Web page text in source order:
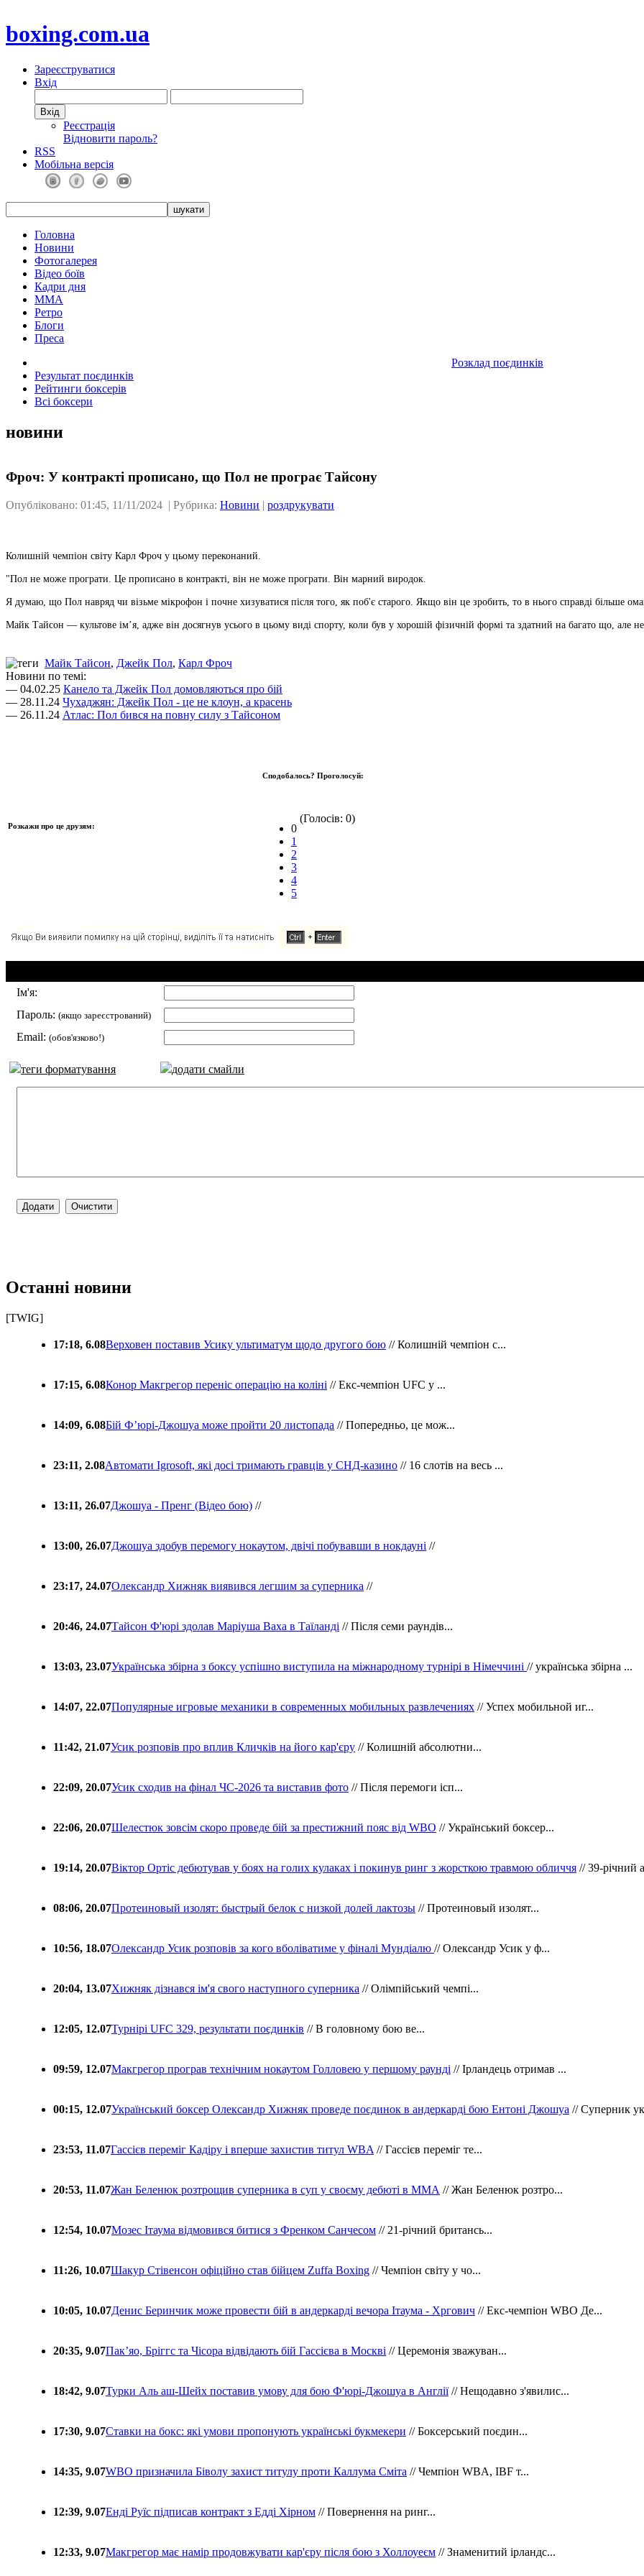
boxing.com.ua
Зареєструватися
Вхід
Реєстрація
Відновити пароль?
RSS
Мобільна версія
Головна
Новини
Фотогалерея
Відео боїв
Кадри дня
ММА
Ретро
Блоги
Преса
Розклад поєдинків
Результат поєдинків
Рейтинги боксерів
Всі боксери
новини
Фроч: У контракті прописано, що Пол не програє Тайсону
Опубліковано: 01:45, 11/11/2024 | Рубрика: Новини | роздрукувати
Колишній чемпіон світу Карл Фроч у цьому переконаний.
"Пол не може програти. Це прописано в контракті, він не може програти. Він марний виродок.
Я думаю, що Пол навряд чи візьме мікрофон і почне хизуватися після того, як поб'є старого. Якщо він це зробить, то в нього справді більше
Майк Тайсон — культове ім’я, адже він досягнув усього в цьому виді спорту, коли був у хорошій фізичній формі та здатний на багато що, але
Майк Тайсон, Джейк Пол, Карл Фроч
Новини по темі:
— 04.02.25 Канело та Джейк Пол домовляються про бій
— 28.11.24 Чухаджян: Джейк Пол - це не клоун, а красень
— 26.11.24 Атлас: Пол бився на повну силу з Тайсоном
Розкажи про це друзям:
Сподобалось? Проголосуй:
0
1
2
3
4
5
(Голосів: 0)
Ім'я:
Пароль: (якщо зареєстрований)
Email: (обов'язково!)
теги форматування додати смайли
Останні новини
[TWIG]
17:18, 6.08Верховен поставив Усику ультиматум щодо другого бою // Колишній чемпіон с...
17:15, 6.08Конор Макгрегор переніс операцію на коліні // Екс-чемпіон UFC у ...
14:09, 6.08Бій Ф’юрі-Джошуа може пройти 20 листопада // Попередньо, це мож...
23:11, 2.08Автомати Igrosoft, які досі тримають гравців у СНД-казино // 16 слотів на весь ...
13:11, 26.07Джошуа - Пренг (Відео бою) //
13:00, 26.07Джошуа здобув перемогу нокаутом, двічі побувавши в нокдауні //
23:17, 24.07Олександр Хижняк виявився легшим за суперника //
20:46, 24.07Тайсон Ф'юрі здолав Маріуша Ваха в Таїланді // Після семи раундів...
13:03, 23.07Українська збірна з боксу успішно виступила на міжнародному турнірі в Німеччині // українська збірна ...
14:07, 22.07Популярные игровые механики в современных мобильных развлечениях // Успех мобильной иг...
11:42, 21.07Усик розповів про вплив Кличків на його кар'єру // Колишній абсолютни...
22:09, 20.07Усик сходив на фінал ЧС-2026 та виставив фото // Після перемоги ісп...
22:06, 20.07Шелестюк зовсім скоро проведе бій за престижний пояс від WBO // Український боксер...
19:14, 20.07Віктор Ортіс дебютував у боях на голих кулаках і покинув ринг з жорсткою травмою обличчя // 39-річний
08:06, 20.07Протеиновый изолят: быстрый белок с низкой долей лактозы // Протеиновый изолят...
10:56, 18.07Олександр Усик розповів за кого вболіватиме у фіналі Мундіалю // Олександр Усик у ф...
20:04, 13.07Хижняк дізнався ім'я свого наступного суперника // Олімпійський чемпі...
12:05, 12.07Турнірі UFC 329, результати поєдинків // В головному бою ве...
09:59, 12.07Макгрегор програв технічним нокаутом Голловею у першому раунді // Ірландець отримав ...
00:15, 12.07Український боксер Олександр Хижняк проведе поєдинок в андеркарді бою Ентоні Джошуа // Суперник
23:53, 11.07Гассієв переміг Кадіру і вперше захистив титул WBA // Гассієв переміг те...
20:53, 11.07Жан Беленюк розтрощив суперника в суп у своєму дебюті в ММА // Жан Беленюк розтро...
12:54, 10.07Мозес Ітаума відмовився битися з Френком Санчесом // 21-річний британсь...
11:26, 10.07Шакур Стівенсон офіційно став бійцем Zuffa Boxing // Чемпіон світу у чо...
10:05, 10.07Денис Беринчик може провести бій в андеркарді вечора Ітаума - Хргович // Екс-чемпіон WBO Де...
20:35, 9.07Пакʼяо, Бріггс та Чісора відвідають бій Гассієва в Москві // Церемонія зважуван...
18:42, 9.07Турки Аль аш-Шейх поставив умову для бою Ф'юрі-Джошуа в Англії// Нещодавно з'явилис...
17:30, 9.07Ставки на бокс: які умови пропонують українські букмекери // Боксерський поєдин...
14:35, 9.07WBO призначила Біволу захист титулу проти Каллума Сміта // Чемпіон WBA, IBF т...
12:39, 9.07Енді Руїс підписав контракт з Едді Хірном // Повернення на ринг...
12:33, 9.07Макгрегор має намір продовжувати кар'єру після бою з Холлоуеєм // Знаменитий ірландс...